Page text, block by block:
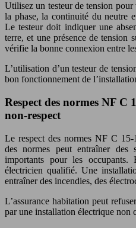
Utilisez un testeur de tension
la phase, la continuité du neutre
Le testeur doit indiquer une
terre, et une présence de tension
vérifie la bonne connexion entre
L’utilisation d’un testeur de
bon fonctionnement de
Respect des normes NF C
non-respect
Le respect des normes NF C
des normes peut entraîner des
importants pour les
électricien qualifié. Une
entraîner des incendies, des
L’assurance habitation peut
par une installation électrique non